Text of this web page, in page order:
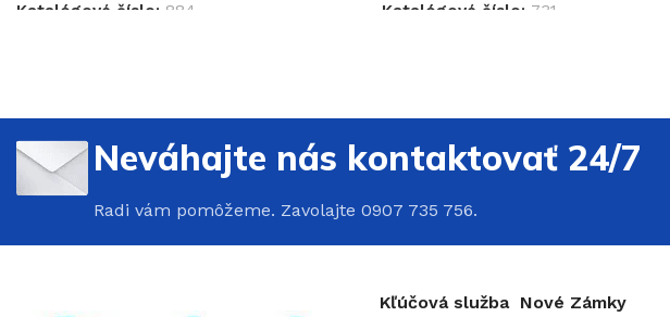
Katalógové číslo: 884 Katalógové číslo: 731
Neváhajte nás kontaktovať 24/7
Radi vám pomôžeme. Zavolajte 0907 735 756.
Kľúčová služba Nové Zámky